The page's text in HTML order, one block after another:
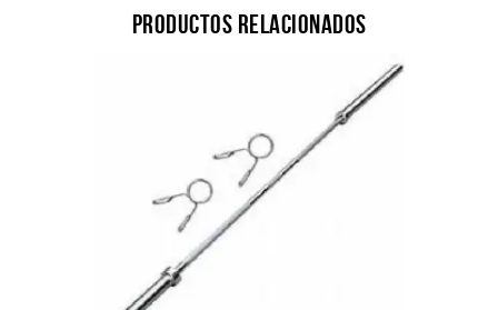
Productos relacionados